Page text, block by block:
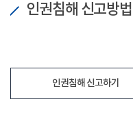
인권침해 신고방법
인권침해 신고하기